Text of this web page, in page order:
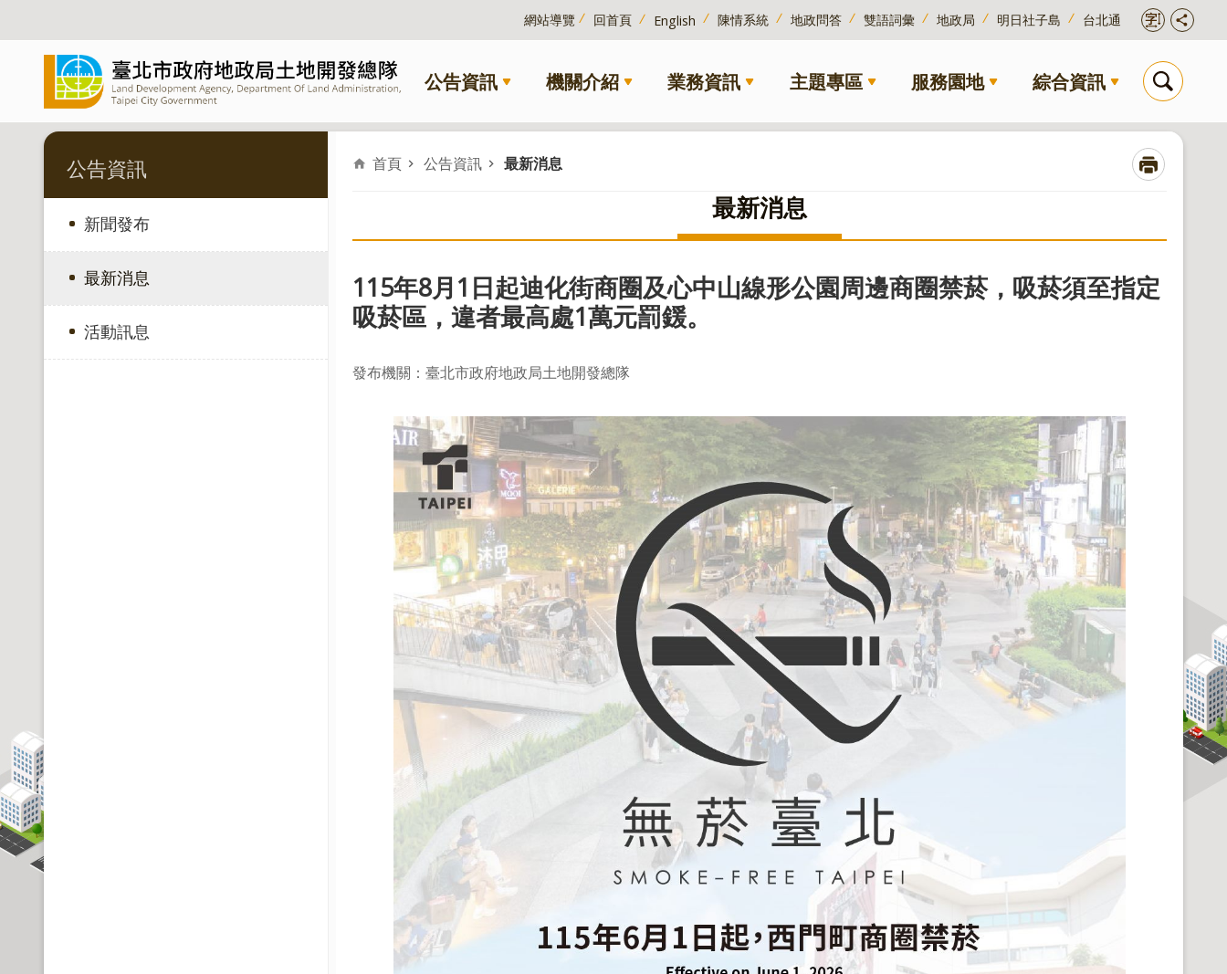
網站導覽 回首頁 English 陳情系統 地政問答 雙語詞彙 地政局 明日社子島 台北通
公告資訊 機關介紹 業務資訊 主題專區 服務園地 綜合資訊
公告資訊
新聞發布
最新消息
活動訊息
首頁 公告資訊 最新消息
最新消息
115年8月1日起迪化街商圈及心中山線形公園周邊商圈禁菸，吸菸須至指定
吸菸區，違者最高處1萬元罰鍰。
發布機關：臺北市政府地政局土地開發總隊